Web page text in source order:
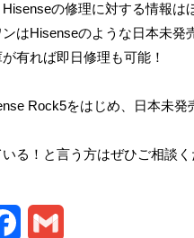
Hisenseの修理に対する情報
はHisenseのような日本未発
有れば即日修理も可能！
Rock5をはじめ、日本未
る！と言う方はぜひご相談
Facebook